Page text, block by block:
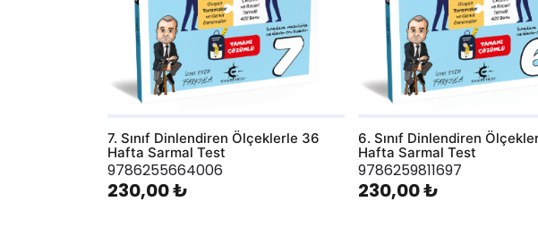
7. Sınıf Dinlendiren Ölçeklerle 36
Hafta Sarmal Test
9786255664006
230,00 ₺
6. Sınıf Dinlendiren
Hafta Sarmal Test
9786259811697
230,00 ₺